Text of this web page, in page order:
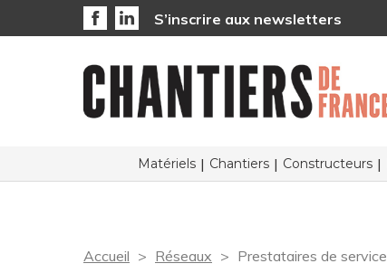
S’inscrire aux newsletters
Matériels Chantiers Constructeurs
Accueil Réseaux Prestataires de service